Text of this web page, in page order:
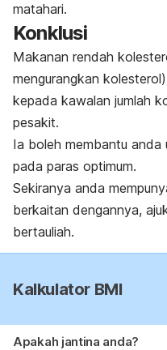
matahari.
Konklusi
Makanan rendah
mengurangkan
kepada kawalan jumlah
pesakit.
Ia boleh membantu anda
pada paras optimum.
Sekiranya anda
berkaitan dengannya,
bertauliah.
Kalkulator BMI
Apakah jantina anda?